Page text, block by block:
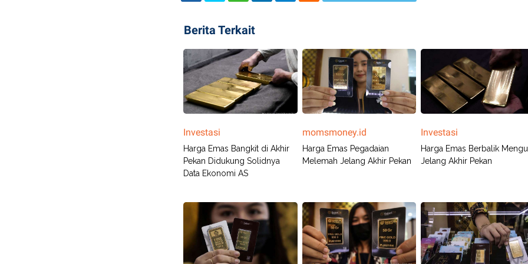
Berita Terkait
Investasi
Harga Emas Bangkit di Akhir
Pekan Didukung Solidnya
Data Ekonomi AS
momsmoney.id
Harga Emas Pegadaian
Melemah Jelang Akhir Pekan
Investasi
Harga Emas Berbalik
Jelang Akhir Pekan